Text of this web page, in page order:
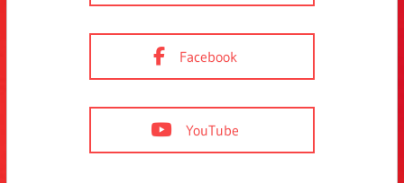
Facebook
YouTube